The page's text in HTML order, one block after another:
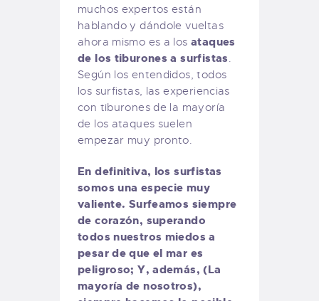
muchos expertos están
hablando y dándole vueltas
ahora mismo es a los ataques
de los tiburones a surfistas
Según los entendidos, todos
los surfistas, las experiencias
con tiburones de la mayoría
de los ataques suelen
empezar muy pronto.
En definitiva, los surfistas
somos una especie muy
valiente. Surfeamos siempre
de corazón, superando
todos nuestros miedos a
pesar de que el mar es
peligroso; Y, además, (La
mayoría de nosotros),